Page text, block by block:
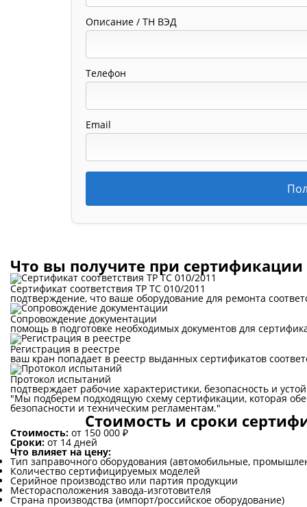
Описание / ТН ВЭД
Телефон
Email
Что вы получите при сертификации
Сертификат соответствия ТР ТС 010/2011
подтверждение, что ваше оборудование для ремонта
Сопровождение документации
помощь в подготовке необходимых документов для
Регистрация в реестре
ваш кран попадает в реестр выданных сертификатов
Протокол испытаний
подтверждает рабочие характеристики, безопасность и
"Мы подберем подходящую схему сертификации, которая
безопасности и техническим регламентам."
Стоимость и сроки
Стоимость: от 150 000 ₽
Сроки: от 14 дней
Что влияет на цену:
Тип заправочного оборудования (автомобильные,
Количество сертифицируемых моделей
Серийное производство или партия продукции
Месторасположения завода-изготовителя
Страна производства (импорт/российское оборудование)